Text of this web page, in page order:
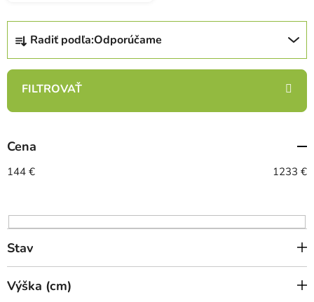
R
d
n
e
p
r
d
u
k
t
o
Radiť podľa:Odporúčame
Cena
144 € 1233 €
Stav
Výška (cm)